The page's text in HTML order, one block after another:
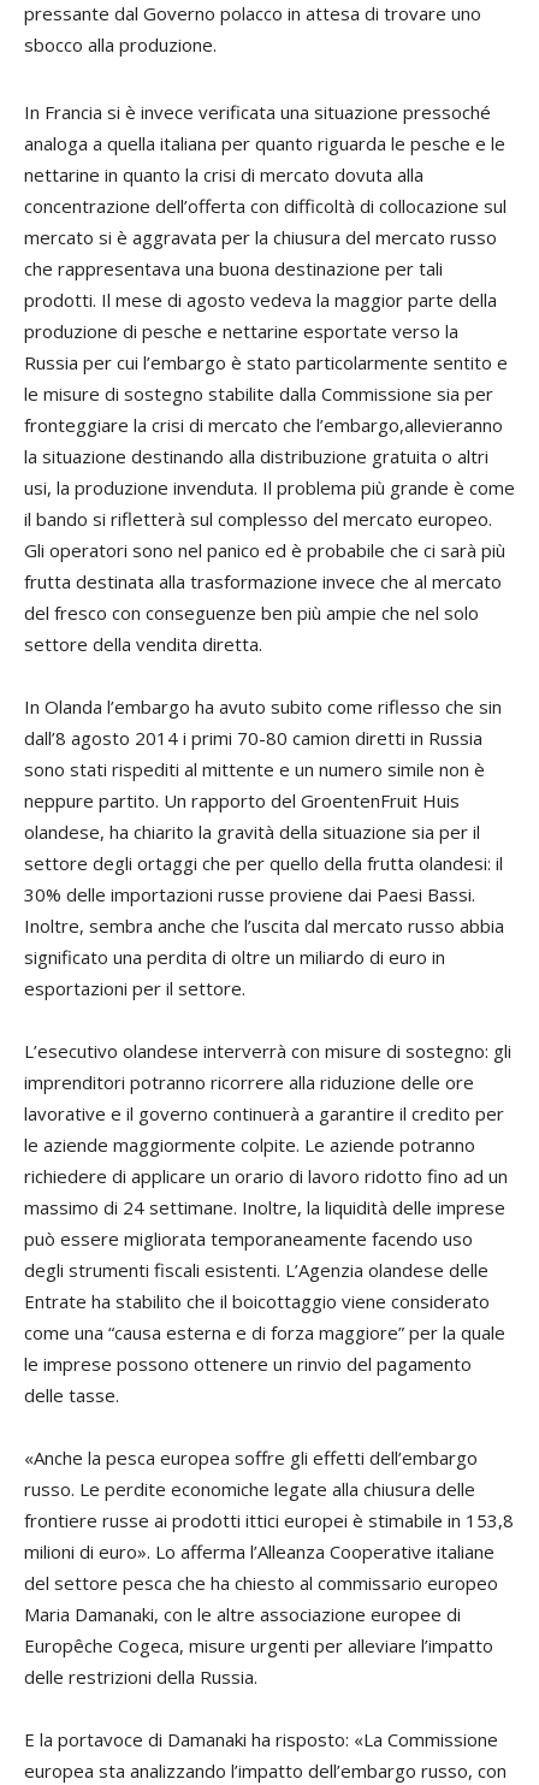
pressante dal Governo polacco in attesa di trovare uno
sbocco alla produzione.
In Francia si è invece verificata una situazione pressoché
analoga a quella italiana per quanto riguarda le pesche e le
nettarine in quanto la crisi di mercato dovuta alla
concentrazione dell’offerta con difficoltà di collocazione sul
mercato si è aggravata per la chiusura del mercato russo
che rappresentava una buona destinazione per tali
prodotti. Il mese di agosto vedeva la maggior parte della
produzione di pesche e nettarine esportate verso la
Russia per cui l’embargo è stato particolarmente sentito e
le misure di sostegno stabilite dalla Commissione sia per
fronteggiare la crisi di mercato che l’embargo,allevieranno
la situazione destinando alla distribuzione gratuita o altri
usi, la produzione invenduta. Il problema più grande è come
il bando si rifletterà sul complesso del mercato europeo.
Gli operatori sono nel panico ed è probabile che ci sarà più
frutta destinata alla trasformazione invece che al mercato
del fresco con conseguenze ben più ampie che nel solo
settore della vendita diretta.
In Olanda l’embargo ha avuto subito come riflesso che sin
dall’8 agosto 2014 i primi 70-80 camion diretti in Russia
sono stati rispediti al mittente e un numero simile non è
neppure partito. Un rapporto del GroentenFruit Huis
olandese, ha chiarito la gravità della situazione sia per il
settore degli ortaggi che per quello della frutta olandesi: il
30% delle importazioni russe proviene dai Paesi Bassi.
Inoltre, sembra anche che l’uscita dal mercato russo abbia
significato una perdita di oltre un miliardo di euro in
esportazioni per il settore.
L’esecutivo olandese interverrà con misure di sostegno: gli
imprenditori potranno ricorrere alla riduzione delle ore
lavorative e il governo continuerà a garantire il credito per
le aziende maggiormente colpite. Le aziende potranno
richiedere di applicare un orario di lavoro ridotto fino ad un
massimo di 24 settimane. Inoltre, la liquidità delle imprese
può essere migliorata temporaneamente facendo uso
degli strumenti fiscali esistenti. L’Agenzia olandese delle
Entrate ha stabilito che il boicottaggio viene considerato
come una “causa esterna e di forza maggiore” per la quale
le imprese possono ottenere un rinvio del pagamento
delle tasse.
«Anche la pesca europea soffre gli effetti dell’embargo
russo. Le perdite economiche legate alla chiusura delle
frontiere russe ai prodotti ittici europei è stimabile in 153,8
milioni di euro». Lo afferma l’Alleanza Cooperative italiane
del settore pesca che ha chiesto al commissario europeo
Maria Damanaki, con le altre associazione europee di
Europêche Cogeca, misure urgenti per alleviare l’impatto
delle restrizioni della Russia.
E la portavoce di Damanaki ha risposto: «La Commissione
europea sta analizzando l’impatto dell’embargo russo, con